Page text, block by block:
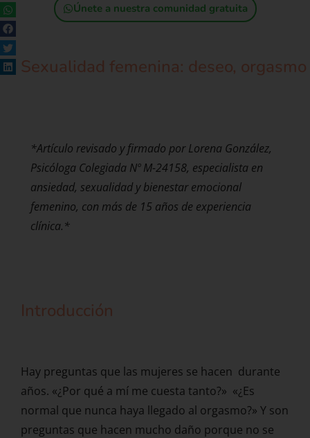
Únete a nuestra comunidad gratuita
Sexualidad femenina: deseo, orgasmo
*Artículo revisado y firmado por Lorena González,
Psicóloga Colegiada Nº M-24158, especialista en
ansiedad, sexualidad y bienestar emocional
femenino, con más de 15 años de experiencia
clínica.*
Introducción
Hay preguntas que las mujeres se hacen durante
años. «¿Por qué a mí me cuesta tanto?» «¿Es
normal que nunca haya llegado al orgasmo?» Y son
preguntas que hacen mucho daño porque no se